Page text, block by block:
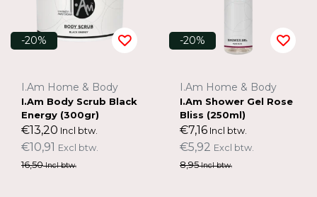
-20%
I.Am Home & Body
I.Am Body Scrub Black
Energy (300gr)
€13,20 Incl btw.
€10,91 Excl btw.
16,50Incl btw.
-20%
I.Am Home & Body
I.Am Shower Gel Rose
Bliss (250ml)
€7,16 Incl btw.
€5,92 Excl btw.
8,95Incl btw.